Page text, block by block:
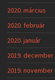
2020. március
2020. február
2020. január
2019. december
2019. november